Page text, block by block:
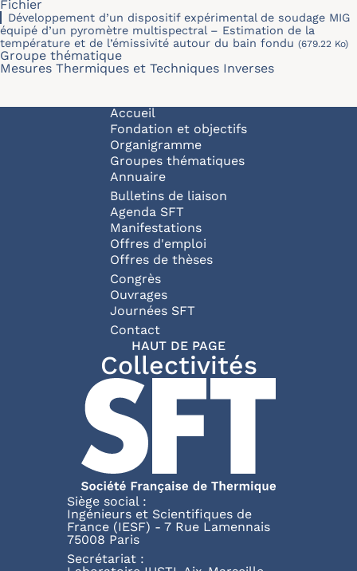
Fichier
Développement d’un dispositif expérimental de soudage MIG
équipé d’un pyromètre multispectral – Estimation de la
température et de l’émissivité autour du bain fondu (679.22 Ko)
Groupe thématique
Mesures Thermiques et Techniques Inverses
Navigation principale
Accueil
Fondation et objectifs
Organigramme
Groupes thématiques
Annuaire
Bulletins de liaison
Agenda SFT
Manifestations
Offres d'emploi
Offres de thèses
Congrès
Ouvrages
Journées SFT
Pied de page
Contact
HAUT DE PAGE
Collectivités
Siège social :
Ingénieurs et Scientifiques de
France (IESF) - 7 Rue Lamennais
75008 Paris
Secrétariat :